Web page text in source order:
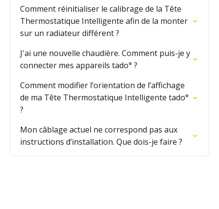
Comment réinitialiser le calibrage de la Tête
Thermostatique Intelligente afin de la monter
sur un radiateur différent ?
J'ai une nouvelle chaudière. Comment puis-je y
connecter mes appareils tado° ?
Comment modifier l’orientation de l’affichage
de ma Tête Thermostatique Intelligente tado°
?
Mon câblage actuel ne correspond pas aux
instructions d’installation. Que dois-je faire ?